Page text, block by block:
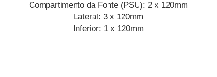
Compartimento da Fonte (PSU): 2 x 120mm
Lateral: 3 x 120mm
Inferior: 1 x 120mm